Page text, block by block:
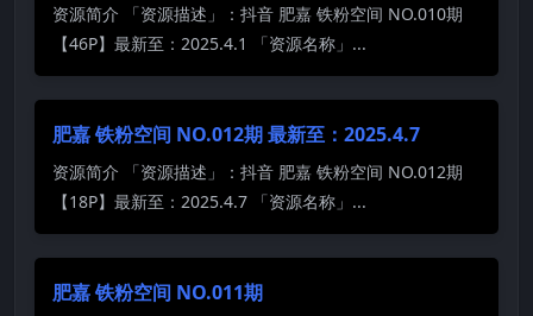
资源简介 「资源描述」：抖音 肥嘉 铁粉空间 NO.010期
【46P】最新至：2025.4.1 「资源名称」...
肥嘉 铁粉空间 NO.012期 最新至：2025.4.7
资源简介 「资源描述」：抖音 肥嘉 铁粉空间 NO.012期
【18P】最新至：2025.4.7 「资源名称」...
肥嘉 铁粉空间 NO.011期